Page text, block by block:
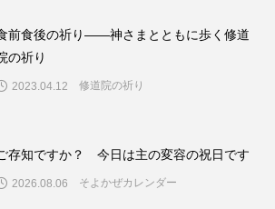
前食後の祈り――神さまとともに歩く修道
の祈り
2023.04.12 修道院の祈り
存知ですか？ 今日は主の変容の祝日です
2026.08.06 そよかぜカレンダー